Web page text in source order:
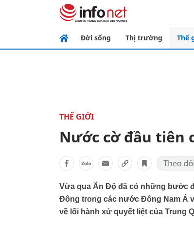
Đời sống Thị trường Thế
THẾ GIỚI
Nước cờ đầu tiên
Vừa qua Ấn Độ đã có những bước
Đông trong các nước Đông Nam Á
về lối hành xử quyết liệt của Trung